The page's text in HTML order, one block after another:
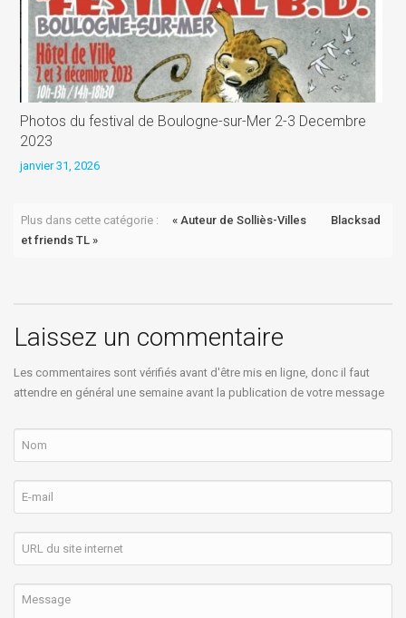
Photos du festival de Boulogne-sur-Mer 2-3 Decembre
2023
janvier 31, 2026
Plus dans cette catégorie : « Auteur de Solliès-Villes
Blacksad
et friends TL »
Laissez un commentaire
Les commentaires sont vérifiés avant d'être mis en ligne, donc il faut
attendre en général une semaine avant la publication de votre message